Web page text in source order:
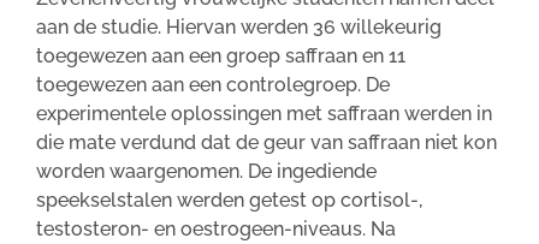
aan de studie. Hiervan werden 36 willekeurig
toegewezen aan een groep saffraan en 11
toegewezen aan een controlegroep. De
experimentele oplossingen met saffraan werden in
die mate verdund dat de geur van saffraan niet kon
worden waargenomen. De ingediende
speekselstalen werden getest op cortisol-,
testosteron- en oestrogeen-niveaus. Na